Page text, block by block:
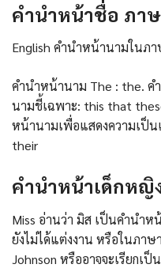
คํานําหน้าชื่อ ภา
English คำนำหน้านามในภ
คำนำหน้านาม The : the. ค
นามชี้เฉพาะ: this that
หน้านามเพื่อแสดงความเป็น
their
คำนำหน้าเด็กหญิ
Miss อ่านว่า มิส เป็นคำนำ
ยังไม่ได้แต่งงาน หรือในภาษ
Johnson หรืออาจจะเรียกเป็